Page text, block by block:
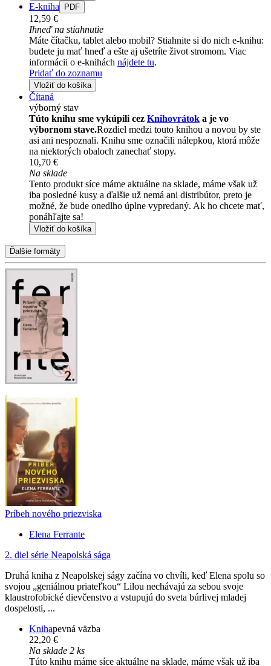
E-kniha PDF
12,59 €
Ihneď na stiahnutie
Máte čítačku, tablet alebo mobil? Stiahnite si do nich e-knihu:
budete ju mať hneď a ešte aj ušetríte život stromom. Viac
informácii o e-knihách nájdete tu.
Pridať do zoznamu
Vložiť do košíka
Čítaná
výborný stav
Túto knihu sme vykúpili cez Knihovrátok a je vo
výbornom stave.Rozdiel medzi touto knihou a novou by ste
asi ani nespoznali. Knihu sme označili nálepkou, ktorá môže
na niektorých obaloch zanechať stopy.
10,70 €
Na sklade
Tento produkt síce máme aktuálne na sklade, máme však už
iba posledné kusy a ďalšie už nemá ani distribútor, preto je
možné, že bude onedlho úplne vypredaný. Ak ho chcete mať,
ponáhľajte sa!
Vložiť do košíka
Ďalšie formáty
Príbeh nového priezviska
Elena Ferrante
2. diel série Neapolská sága
Druhá kniha z Neapolskej ságy začína vo chvíli, keď Elena spolu so
svojou „geniálnou priateľkou“ Lilou nechávajú za sebou svoje
klaustrofobické dievčenstvo a vstupujú do sveta búrlivej mladej
dospelosti, ...
Knihapevná väzba
22,20 €
Na sklade 2 ks
Túto knihu máme síce aktuálne na sklade, máme však už iba